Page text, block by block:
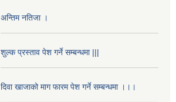
अन्तिम नतिजा ।
शुल्क प्रस्ताव पेश गर्ने सम्बन्धमा |||
दिवा खाजाको माग फारम पेश गर्ने सम्बन्धमा ।।।